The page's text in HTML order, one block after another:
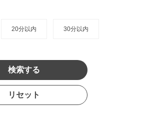
20分以内 30分以内
検索する
リセット